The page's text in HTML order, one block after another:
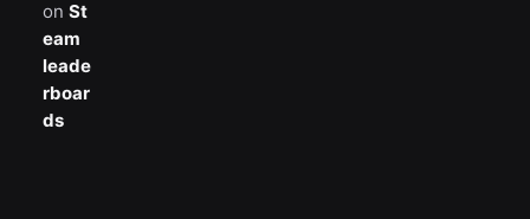
on St
eam
leade
rboar
ds